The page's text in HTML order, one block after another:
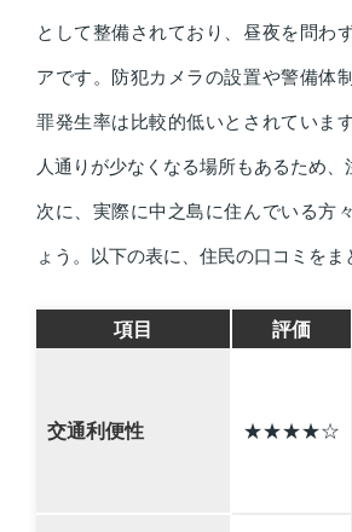
として整備されており、昼夜を問わ
アです。防犯カメラの設置や警備体
罪発生率は比較的低いとされていま
人通りが少なくなる場所もあるため、
次に、実際に中之島に住んでいる方
ょう。以下の表に、住民の口コミをま
項目 評価
交通利便性 ★★★★☆